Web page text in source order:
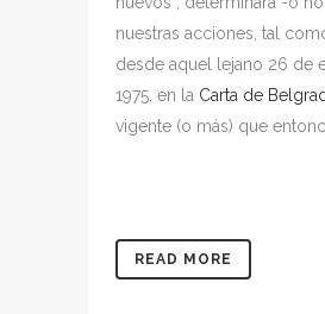
nuestras acciones, tal
desde aquel lejano 26 de
1975, en la Carta de
vigente (o más) que
READ MORE